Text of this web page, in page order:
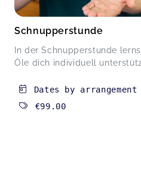
Schnupperstunde
In der Schnupperstunde
Öle dich individuell
Dates by arrangement
€99.00